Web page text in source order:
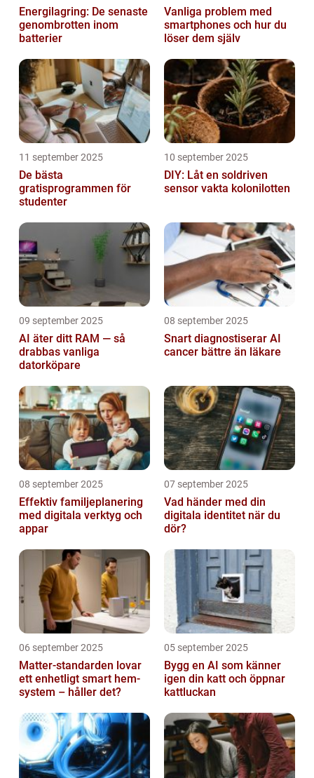
Energilagring: De senaste
genombrotten inom
batterier
Vanliga problem med
smartphones och hur du
löser dem själv
11 september 2025
De bästa
gratisprogrammen för
studenter
10 september 2025
DIY: Låt en soldriven
sensor vakta kolonilotten
09 september 2025
AI äter ditt RAM — så
drabbas vanliga
datorköpare
08 september 2025
Snart diagnostiserar AI
cancer bättre än läkare
08 september 2025
Effektiv familjeplanering
med digitala verktyg och
appar
07 september 2025
Vad händer med din
digitala identitet när du
dör?
06 september 2025
Matter-standarden lovar
ett enhetligt smart hem-
system – håller det?
05 september 2025
Bygg en AI som känner
igen din katt och öppnar
kattluckan